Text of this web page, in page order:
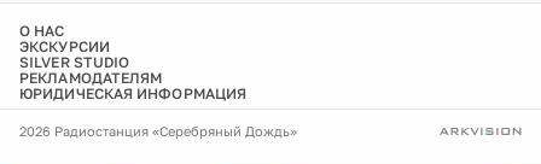
О НАС
ЭКСКУРСИИ
SILVER STUDIO
РЕКЛАМОДАТЕЛЯМ
ЮРИДИЧЕСКАЯ ИНФОРМАЦИЯ
2026 Радиостанция «Серебряный Дождь»